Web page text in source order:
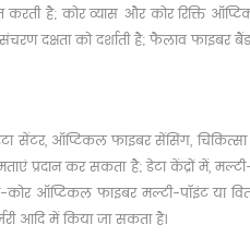
करती है; कोर व्यास और कोर रिक्ति
दक्षता को दर्शाती है; फैलाव फाइबर
ऑप्टिकल फाइबर सेंसिंग, चिकित्सा
प्रदान कर सकता है; डेटा केंद्रों में,
ऑप्टिकल फाइबर मल्टी-पॉइंट या
आदि में किया जा सकता है।